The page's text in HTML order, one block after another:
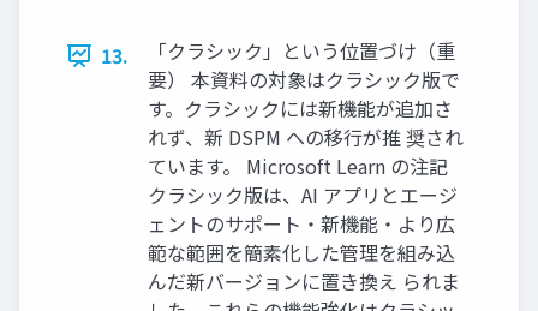
13.
「クラシック」という位置づけ（重
要） 本資料の対象はクラシック版で
す。クラシックには新機能が追加さ
れず、新 DSPM への移行が推 奨され
ています。 Microsoft Learn の注記
クラシック版は、AI アプリとエージ
ェントのサポート・新機能・より広
範な範囲を簡素化した管理を組み込
んだ新バージョンに置き換え られま